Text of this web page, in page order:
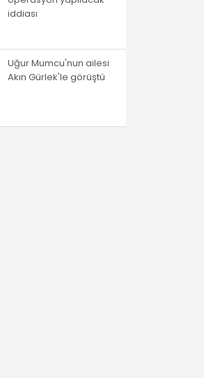
iddiası
Uğur Mumcu'nun ailesi
Akın Gürlek'le görüştü